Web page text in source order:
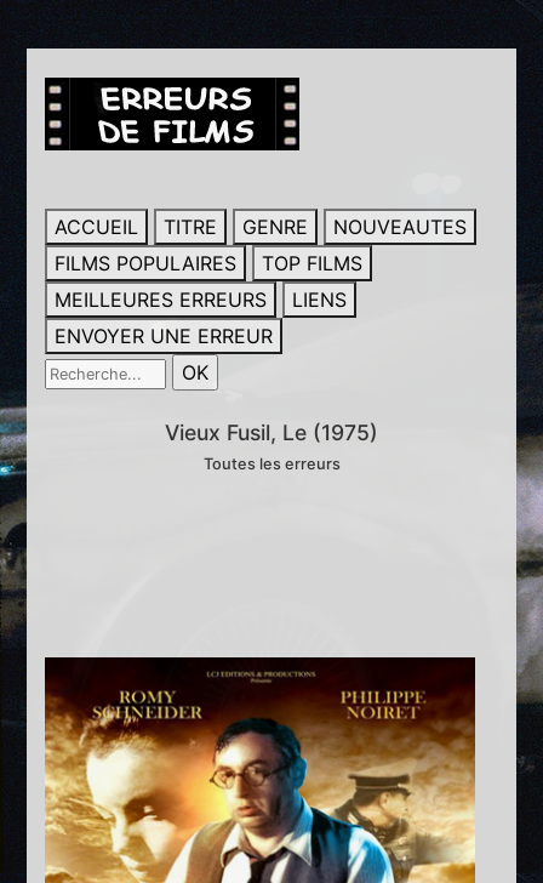
ACCUEIL TITRE GENRE
NOUVEAUTES
FILMS POPULAIRES
TOP FILMS
MEILLEURES ERREURS
LIENS
ENVOYER UNE ERREUR
Vieux Fusil, Le (1975)
Toutes les erreurs